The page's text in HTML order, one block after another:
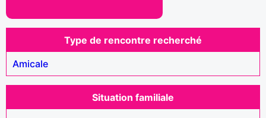
Type de rencontre recherché
Amicale
Situation familiale